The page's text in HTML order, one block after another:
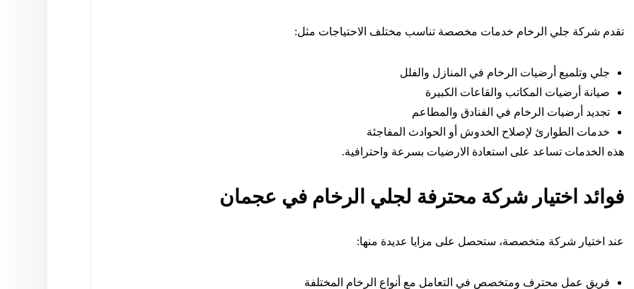
تقدم شركة جلي الرخام خدمات مخصصة تناسب مختلف الاحتياجات مثل:
جلي وتلميع أرضيات الرخام في المنازل والفلل
صيانة أرضيات المكاتب والقاعات الكبيرة
تجديد أرضيات الرخام في الفنادق والمطاعم
خدمات الطوارئ لإصلاح الخدوش أو الحوادث المفاجئة
هذه الخدمات تساعد على استعادة الارضيات بسرعة واحترافية.
فوائد اختيار شركة محترفة لجلي الرخام في عجمان
عند اختيار شركة متخصصة، ستحصل على مزايا عديدة منها:
فريق عمل محترف ومتخصص في التعامل مع أنواع الرخام المختلفة